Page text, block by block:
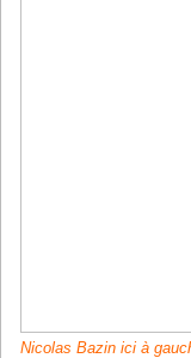
Nicolas Bazin ici à